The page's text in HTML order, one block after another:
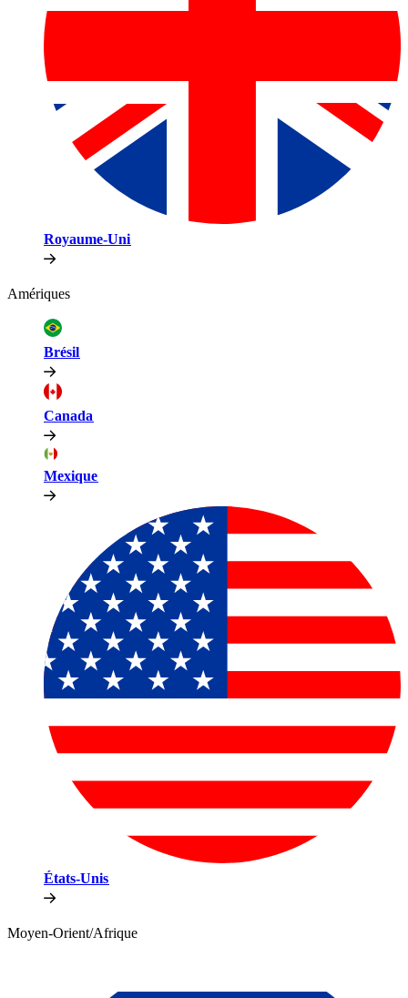
Royaume-Uni​​
Amériques​​
Brésil​​
Canada​​
Mexique​​
États-Unis​​
Moyen-Orient/Afrique​​